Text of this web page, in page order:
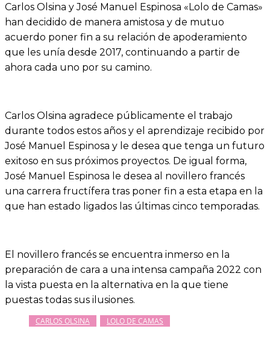
Carlos Olsina y José Manuel Espinosa «Lolo de Camas»
han decidido de manera amistosa y de mutuo
acuerdo poner fin a su relación de apoderamiento
que les unía desde 2017, continuando a partir de
ahora cada uno por su camino.
Carlos Olsina agradece públicamente el trabajo
durante todos estos años y el aprendizaje recibido por
José Manuel Espinosa y le desea que tenga un futuro
exitoso en sus próximos proyectos. De igual forma,
José Manuel Espinosa le desea al novillero francés
una carrera fructífera tras poner fin a esta etapa en la
que han estado ligados las últimas cinco temporadas.
El novillero francés se encuentra inmerso en la
preparación de cara a una intensa campaña 2022 con
la vista puesta en la alternativa en la que tiene
puestas todas sus ilusiones.
CARLOS OLSINA LOLO DE CAMAS